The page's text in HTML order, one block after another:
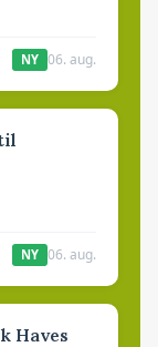
NY 06. aug.
NY 06. aug.
Haves